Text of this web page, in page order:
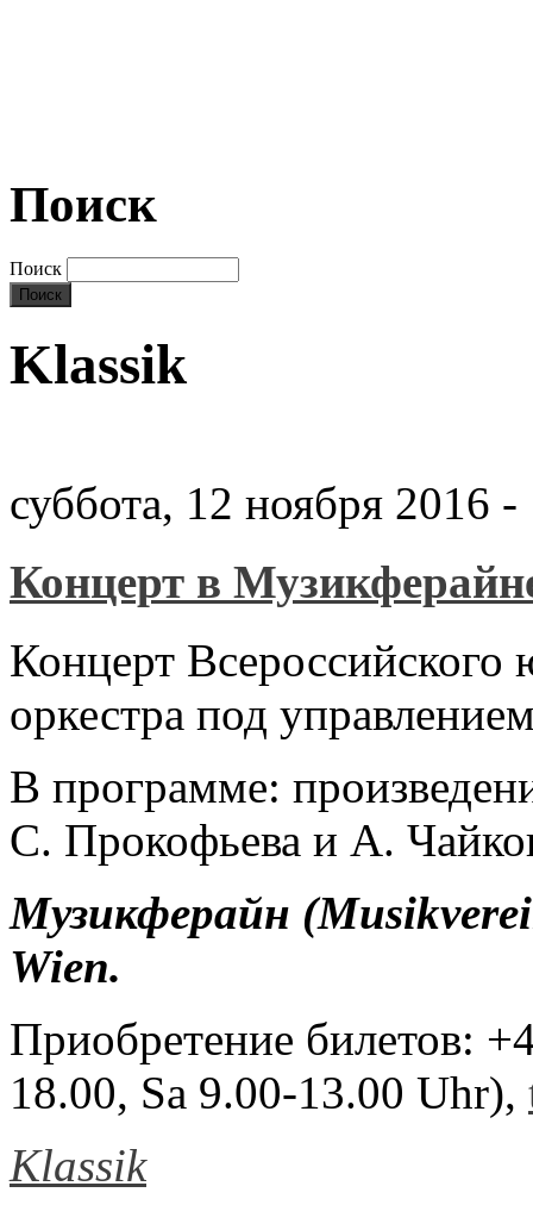
Поиск
Поиск
Klassik
суббота, 12 ноября 2016
Концерт в
Концерт
оркестра под
В программе:
С. Прокофьева и А.
Музикферайн
Wien.
Приобретение билетов:
18.00, Sa 9.00-13.00 Uhr),
Klassik